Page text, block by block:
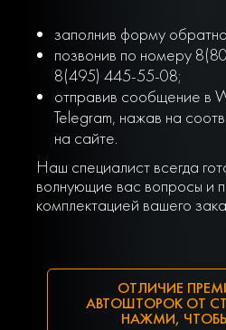
заполнив форму
позвонив по номеру
8(495) 445-55-08;
отправив сообщение в
Telegram, нажав на
на сайте.
Наш специалист всегда
волнующие вас вопросы и
комплектацией вашего
ОТЛИЧИЕ
АВТОШТОРОК ОТ
НАЖМИ,